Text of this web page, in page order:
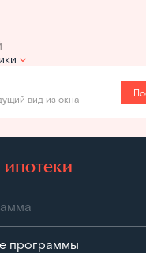
вид из окна
ипотеки
программы